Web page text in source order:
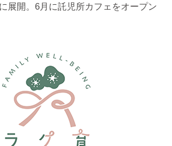
展開。6月に託児所カフェをオープン